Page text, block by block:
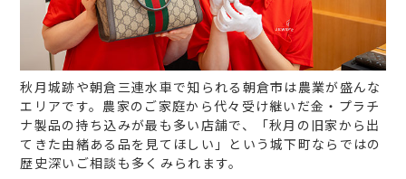
秋月城跡や朝倉三連水車で知られる朝倉市は農業が盛んな
エリアです。農家のご家庭から代々受け継いだ金・プラチ
ナ製品の持ち込みが最も多い店舗で、「秋月の旧家から出
てきた由緒ある品を見てほしい」という城下町ならではの
歴史深いご相談も多くみられます。